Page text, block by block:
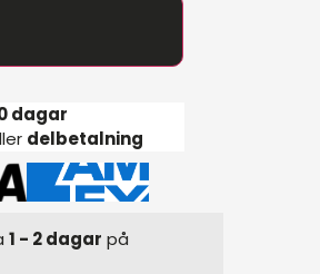
dagar
delbetalning
1 - 2 dagar på